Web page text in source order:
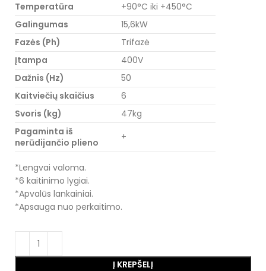
Temperatūra
+90°C iki +450°C
Galingumas
15,6kW
Fazės (Ph)
Trifazė
Įtampa
400V
Dažnis (Hz)
50
Kaitviečių skaičius
6
Svoris (kg)
47kg
Pagaminta iš
nerūdijančio plieno
+
*Lengvai valoma.
*6 kaitinimo lygiai.
*Apvalūs lankainiai.
*Apsauga nuo perkaitimo.
Į KREPŠELĮ